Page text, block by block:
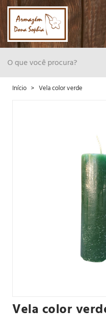
Início Vela color verde
Vela color